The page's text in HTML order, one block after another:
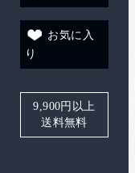
お気に入
り
9,900円以上
送料無料